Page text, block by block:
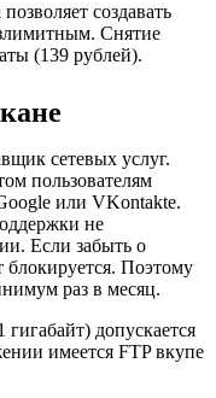
создавать
Снятие
(139 рублей).
сетевых услуг.
пользователям
или VKontakte.
не
Если забыть о
Поэтому
раз в месяц.
допускается
имеется FTP вкупе